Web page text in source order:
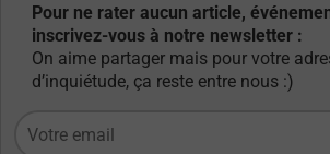
Pour ne rater aucun article,
inscrivez-vous à notre newsletter :
On aime partager mais pour votre
d’inquiétude, ça reste entre nous :)